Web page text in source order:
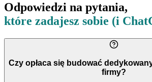
Odpowiedzi na pytania,
które zadajesz sobie (i
Czy opłaca się budować
firmy?